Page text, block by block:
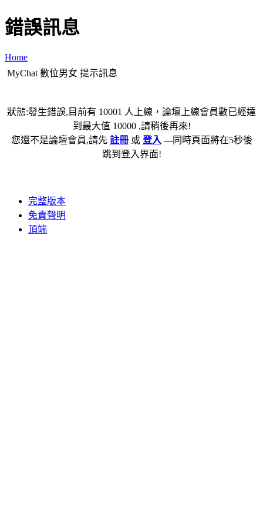
錯誤訊息
Home
MyChat 數位男女 提示訊息
狀態:發生錯誤,目前有 10001 人上線，論壇上線會員數已經達
到最大值 10000 ,請稍後再來!
您還不是論壇會員,請先 註冊或 登入 ---同時頁面將在5秒後
跳到登入界面!
完整版本
免責聲明
頂端